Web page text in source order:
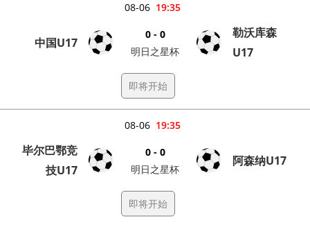
19:35
08-06
中国U17
0 - 0
明日之星杯
勒沃库森
U17
即将开始
19:35
08-06
毕尔巴鄂竞
技U17
0 - 0
明日之星杯
阿森纳U17
即将开始